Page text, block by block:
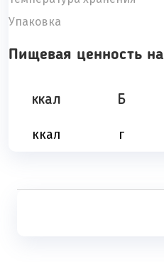
Упаковка
Пищевая ценность
ккал Б
ккал г